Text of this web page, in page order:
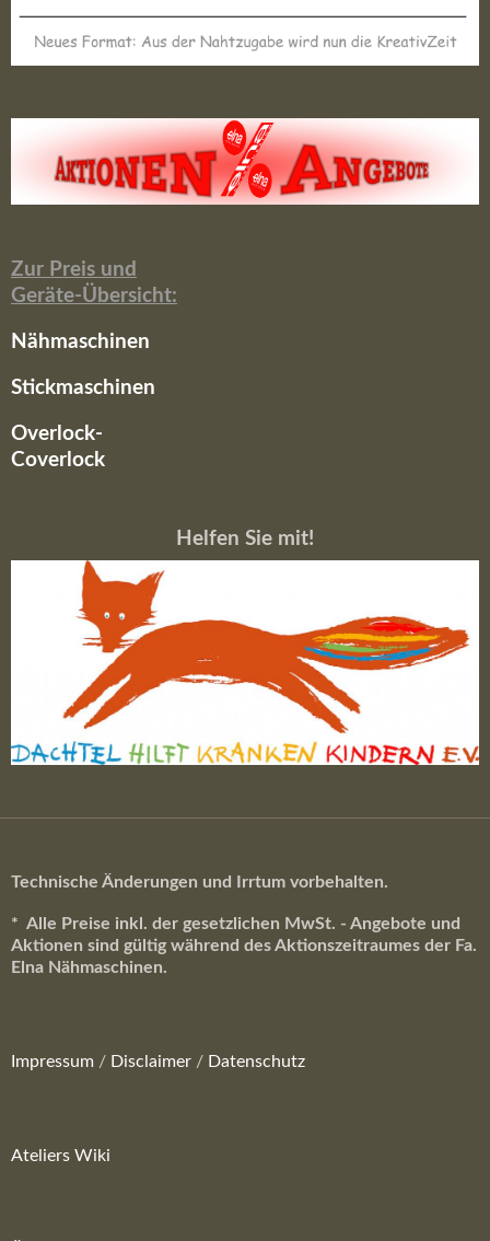
Zur Preis und
Geräte-Übersicht:
Nähmaschinen
Stickmaschinen
Overlock-
Coverlock
Helfen Sie mit!
Technische Änderungen und Irrtum vorbehalten.
* Alle Preise inkl. der gesetzlichen MwSt. - Angebote und
Aktionen sind gültig während des Aktionszeitraumes der Fa.
Elna Nähmaschinen.
Impressum / Disclaimer / Datenschutz
Ateliers Wiki